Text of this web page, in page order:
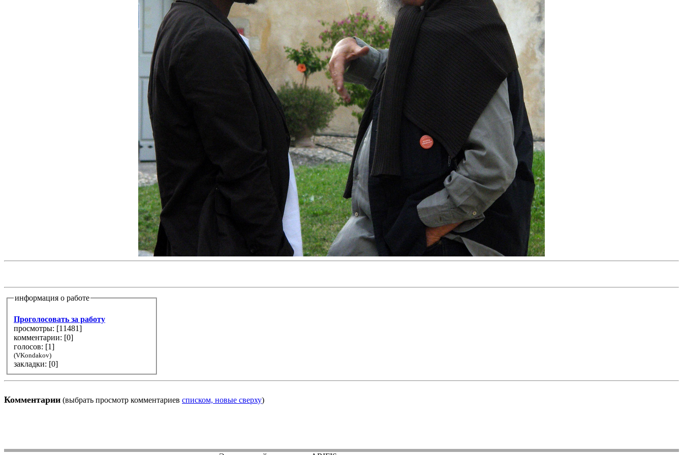
информация о работе
Проголосовать за работу
просмотры: [11481]
комментарии: [0]
голосов: [1]
(VKondakov)
закладки: [0]
Комментарии (выбрать просмотр комментариев списком, новые сверху)